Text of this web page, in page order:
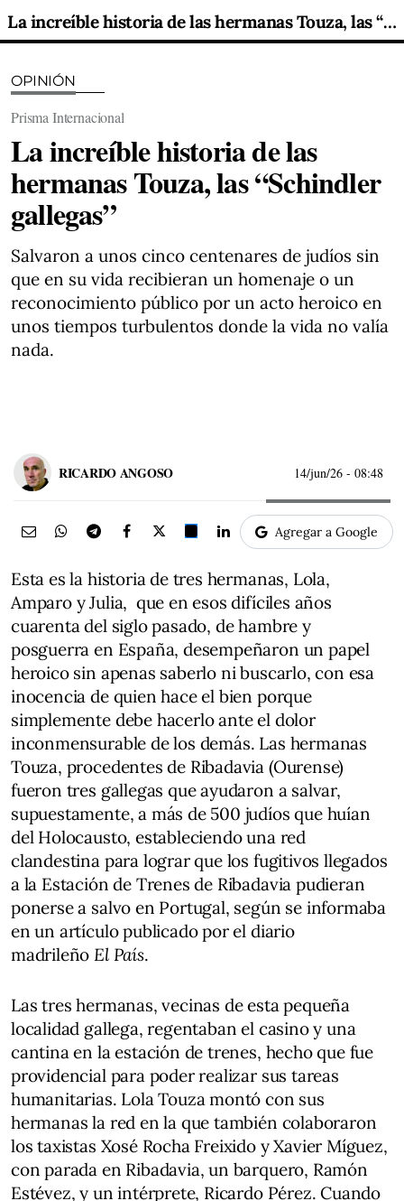
La increíble historia de las hermanas Touza, las “Schindler gallegas”
OPINIÓN
Prisma Internacional
La increíble historia de las
hermanas Touza, las “Schindler
gallegas”
Salvaron a unos cinco centenares de judíos sin
que en su vida recibieran un homenaje o un
reconocimiento público por un acto heroico en
unos tiempos turbulentos donde la vida no valía
nada.
RICARDO ANGOSO 14/jun/26 - 08:48
Agregar a Google
Esta es la historia de tres hermanas, Lola,
Amparo y Julia, que en esos difíciles años
cuarenta del siglo pasado, de hambre y
posguerra en España, desempeñaron un papel
heroico sin apenas saberlo ni buscarlo, con esa
inocencia de quien hace el bien porque
simplemente debe hacerlo ante el dolor
inconmensurable de los demás. Las hermanas
Touza, procedentes de Ribadavia (Ourense)
fueron tres gallegas que ayudaron a salvar,
supuestamente, a más de 500 judíos que huían
del Holocausto, estableciendo una red
clandestina para lograr que los fugitivos llegados
a la Estación de Trenes de Ribadavia pudieran
ponerse a salvo en Portugal, según se informaba
en un artículo publicado por el diario
madrileñoEl País.
Las tres hermanas, vecinas de esta pequeña
localidad gallega, regentaban el casino y una
cantina en la estación de trenes, hecho que fue
providencial para poder realizar sus tareas
humanitarias. Lola Touza montó con sus
hermanas la red en la que también colaboraron
los taxistas Xosé Rocha Freixido y Xavier Míguez,
con parada en Ribadavia, un barquero, Ramón
Estévez, y un intérprete, Ricardo Pérez. Cuando